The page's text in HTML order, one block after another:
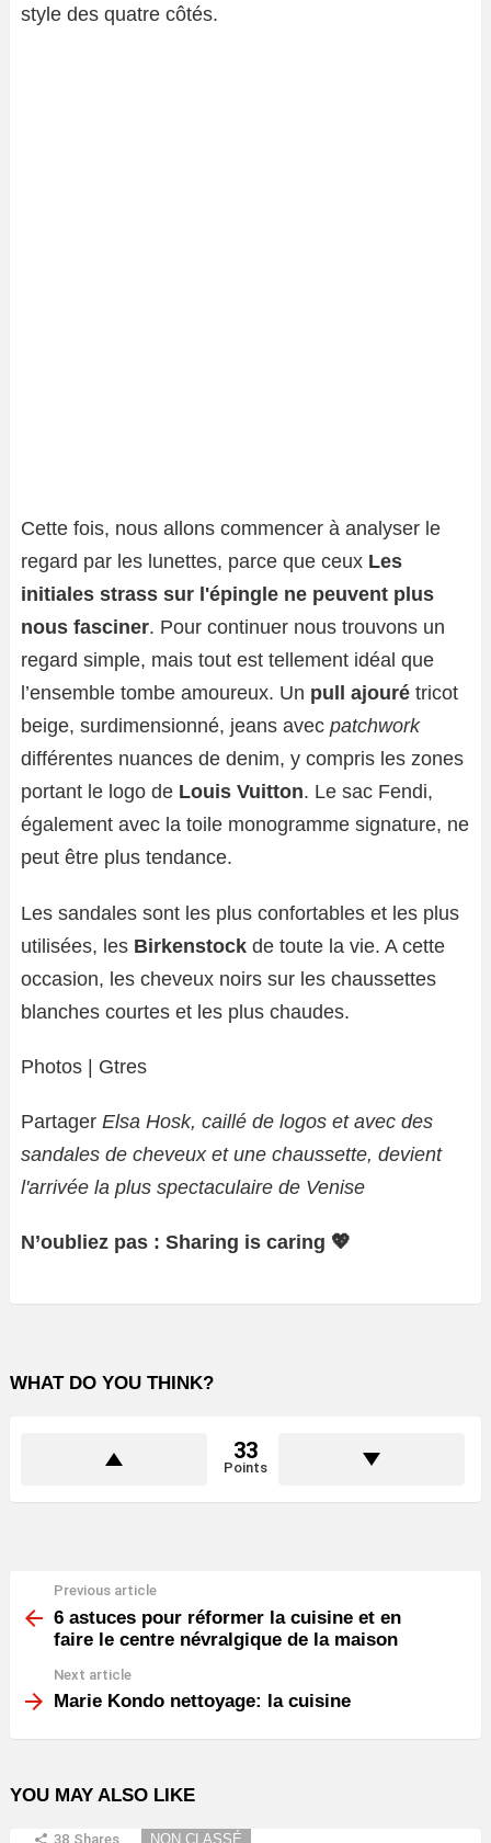
style des quatre côtés.
Cette fois, nous allons commencer à analyser le
regard par les lunettes, parce que ceux Les
initiales strass sur l'épingle ne peuvent plus
nous fasciner. Pour continuer nous trouvons un
regard simple, mais tout est tellement idéal que
l’ensemble tombe amoureux. Un pull ajouré tricot
beige, surdimensionné, jeans avec patchwork
différentes nuances de denim, y compris les zones
portant le logo de Louis Vuitton. Le sac Fendi,
également avec la toile monogramme signature, ne
peut être plus tendance.
Les sandales sont les plus confortables et les plus
utilisées, les Birkenstock de toute la vie. A cette
occasion, les cheveux noirs sur les chaussettes
blanches courtes et les plus chaudes.
Photos | Gtres
Partager Elsa Hosk, caillé de logos et avec des
sandales de cheveux et une chaussette, devient
l'arrivée la plus spectaculaire de Venise
N’oubliez pas : Sharing is caring 💖
WHAT DO YOU THINK?
33
Points
more
Previous article
6 astuces pour réformer la cuisine et en
faire le centre névralgique de la maison
Next article
Marie Kondo nettoyage: la cuisine
YOU MAY ALSO LIKE
38 Shares NON CLASSÉ